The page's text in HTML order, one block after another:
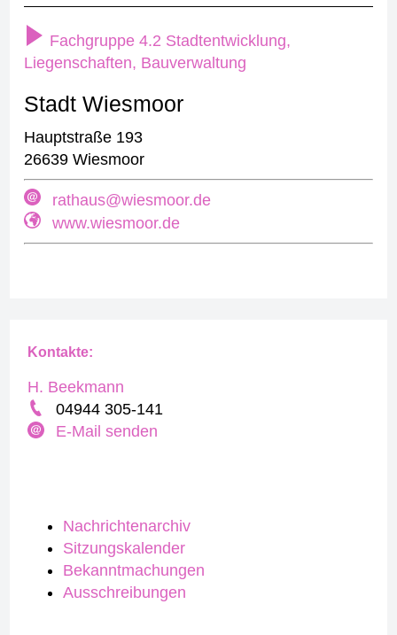
Fachgruppe 4.2 Stadtentwicklung,
Liegenschaften, Bauverwaltung
Stadt Wiesmoor
Hauptstraße 193
26639 Wiesmoor
rathaus@wiesmoor.de
www.wiesmoor.de
Nachrichtenarchiv
Sitzungskalender
Bekanntmachungen
Ausschreibungen
Kontakte:
H. Beekmann
04944 305-141
E-Mail senden